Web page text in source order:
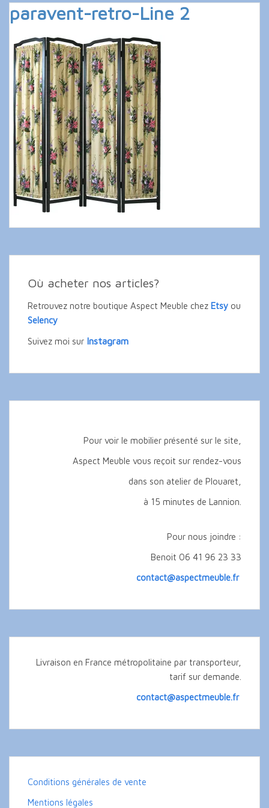
paravent-retro-Line 2
Où acheter nos articles?
Retrouvez notre boutique Aspect Meuble chez Etsy ou
Selency
Suivez moi sur Instagram
Pour voir le mobilier présenté sur le site,
Aspect Meuble vous reçoit sur rendez-vous
dans son atelier de Plouaret,
à 15 minutes de Lannion.
Pour nous joindre :
Benoit 06 41 96 23 33
contact@aspectmeuble.fr
Livraison en France métropolitaine par transporteur,
tarif sur demande.
contact@aspectmeuble.fr
Conditions générales de vente
Mentions légales